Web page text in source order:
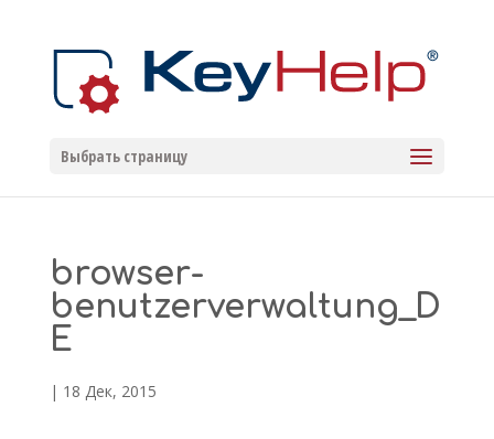
Выбрать страницу
browser-
benutzerverwaltung_D
E
| 18 Дек, 2015